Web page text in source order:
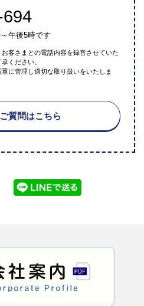
午後5時です
客さまとの電話内容を録音させていた
ください。
に管理し適切な取り扱いをいたしま
質問はこちら